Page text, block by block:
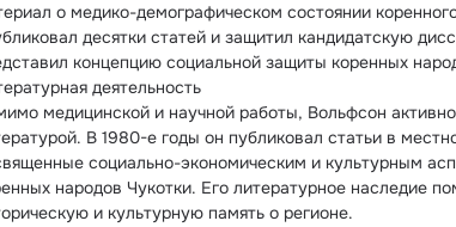
о медико-демографическом состоянии
десятки статей и защитил кандидатскую
концепцию социальной защиты коренных
деятельность
медицинской и научной работы, Вольфсон
В 1980-е годы он публиковал статьи в
социально-экономическим и культурным
народов Чукотки. Его литературное наследие
и культурную память о регионе.